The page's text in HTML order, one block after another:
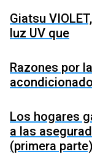
Giatsu
luz UV que
Razones por
Los hogares
a las
(primera parte)